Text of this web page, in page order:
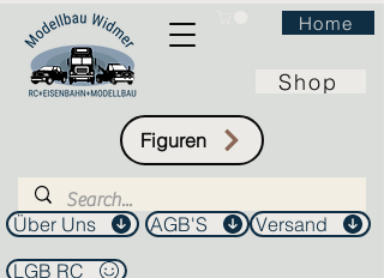
Home
Shop
Figuren
Über Uns AGB'S
Versand
LGB RC